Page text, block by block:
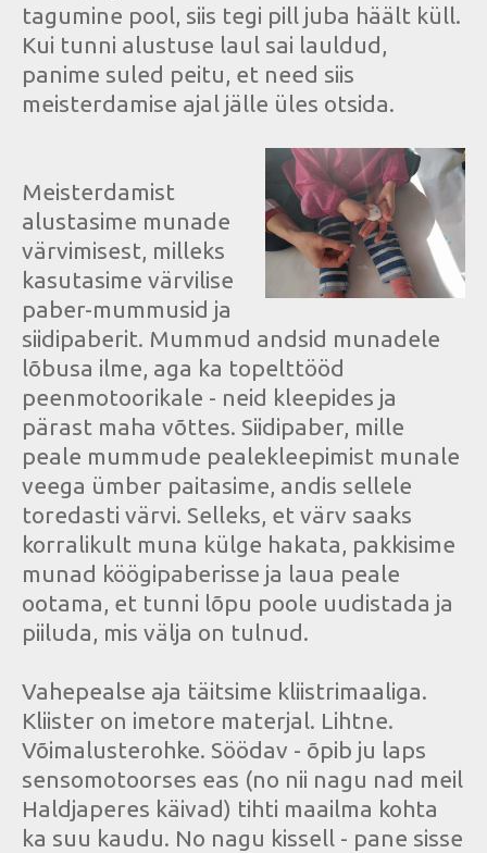
tagumine pool, siis tegi pill juba häält küll.
Kui tunni alustuse laul sai lauldud,
panime suled peitu, et need siis
meisterdamise ajal jälle üles otsida.
Meisterdamist
alustasime munade
värvimisest, milleks
kasutasime värvilise
paber-mummusid ja
siidipaberit. Mummud andsid munadele
lõbusa ilme, aga ka topelttööd
peenmotoorikale - neid kleepides ja
pärast maha võttes. Siidipaber, mille
peale mummude pealekleepimist munale
veega ümber paitasime, andis sellele
toredasti värvi. Selleks, et värv saaks
korralikult muna külge hakata, pakkisime
munad köögipaberisse ja laua peale
ootama, et tunni lõpu poole uudistada ja
piiluda, mis välja on tulnud.
Vahepealse aja täitsime kliistrimaaliga.
Kliister on imetore materjal. Lihtne.
Võimalusterohke. Söödav - õpib ju laps
sensomotoorses eas (no nii nagu nad meil
Haldjaperes käivad) tihti maailma kohta
ka suu kaudu. No nagu kissell - pane sisse